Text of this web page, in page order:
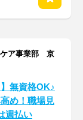
ケア事業部 京
無資格OK♪
め！職場見
週払い